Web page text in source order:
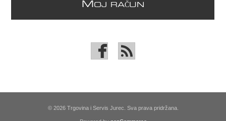
M OJ RAČUN
© 2026 Trgovina i Servis Jurec. Sva prava pridržana.